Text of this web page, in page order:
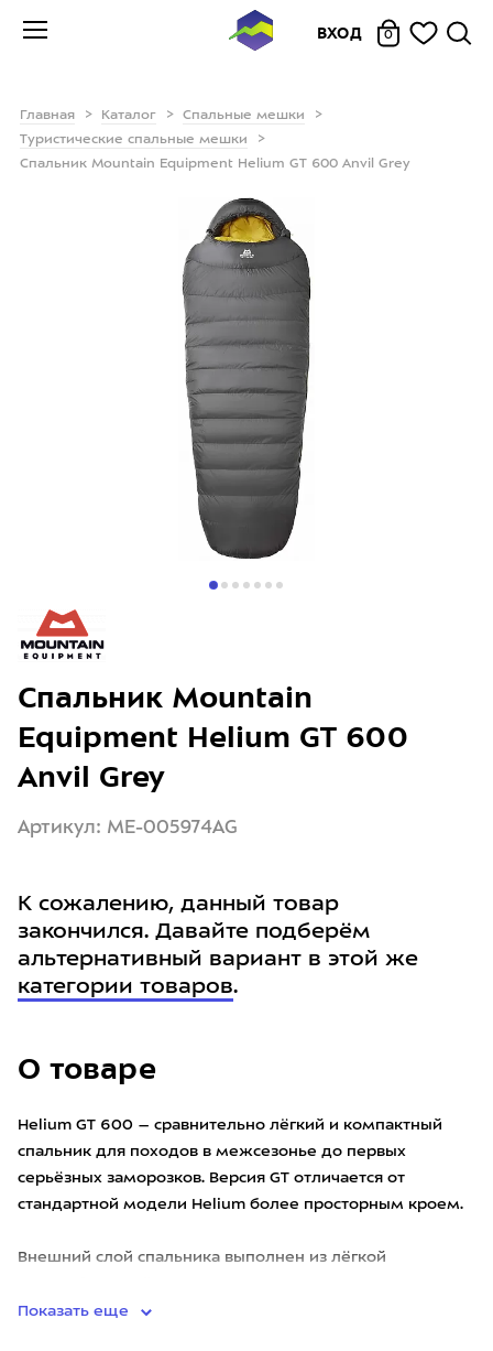
ВХОД 0
Главная Каталог
Спальные мешки
Туристические спальные мешки
Спальник Mountain Equipment Helium GT 600 Anvil Grey
О товаре
Helium GT 600 – сравнительно лёгкий и компактный
спальник для походов в межсезонье до первых
серьёзных заморозков. Версия GT отличается от
стандартной модели Helium более просторным кроем.
Внешний слой спальника выполнен из лёгкой
Показать еще
Спальник Mountain
Equipment Helium GT 600
Anvil Grey
Артикул: ME-005974AG
К сожалению, данный товар
закончился. Давайте подберём
альтернативный вариант в этой же
категории товаров.